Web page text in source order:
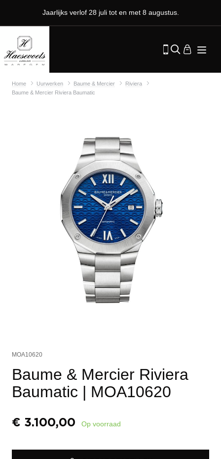
Jaarlijks verlof 28 juli tot en met 8 augustus.
Home Uurwerken Baume & Mercier
Riviera
Baume & Mercier Riviera Baumatic
MOA10620
Baume & Mercier Riviera
Baumatic | MOA10620
€ 3.100,00 Op voorraad